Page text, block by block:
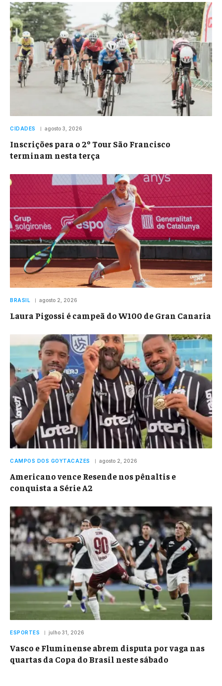
CIDADES agosto 3, 2026
Inscrições para o 2º Tour São Francisco
terminam nesta terça
BRASIL agosto 2, 2026
Laura Pigossi é campeã do W100 de Gran Canaria
CAMPOS DOS GOYTACAZES agosto 2, 2026
Americano vence Resende nos pênaltis e
conquista a Série A2
ESPORTES julho 31, 2026
Vasco e Fluminense abrem disputa por vaga nas
quartas da Copa do Brasil neste sábado